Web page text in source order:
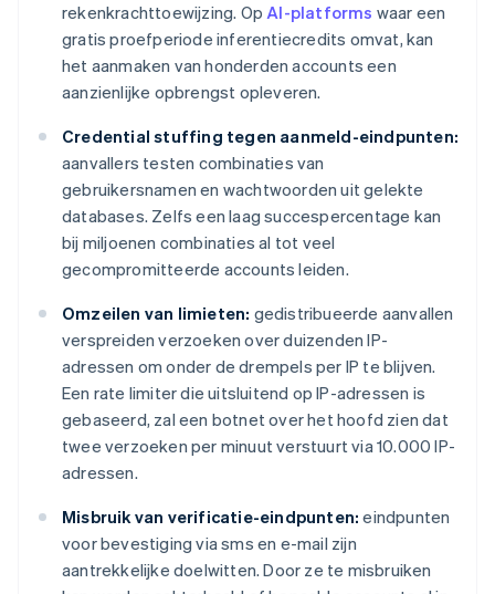
rekenkrachttoewijzing. OpAI-platforms waar een
gratis proefperiode inferentiecredits omvat, kan
het aanmaken van honderden accounts een
aanzienlijke opbrengst opleveren.
Credential stuffing tegen aanmeld-eindpunten:
aanvallers testen combinaties van
gebruikersnamen en wachtwoorden uit gelekte
databases. Zelfs een laag succespercentage kan
bij miljoenen combinaties al tot veel
gecompromitteerde accounts leiden.
Omzeilen van limieten: gedistribueerde aanvallen
verspreiden verzoeken over duizenden IP-
adressen om onder de drempels per IP te blijven.
Een rate limiter die uitsluitend op IP-adressen is
gebaseerd, zal een botnet over het hoofd zien dat
twee verzoeken per minuut verstuurt via 10.000 IP-
adressen.
Misbruik van verificatie-eindpunten: eindpunten
voor bevestiging via sms en e-mail zijn
aantrekkelijke doelwitten. Door ze te misbruiken